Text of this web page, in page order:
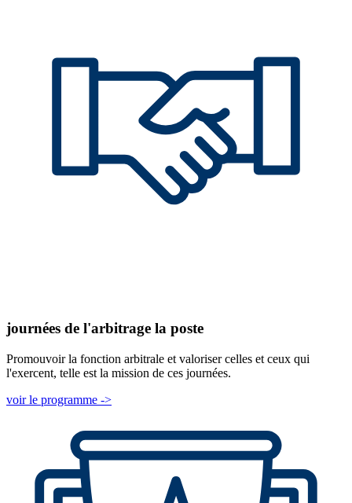
journées de l'arbitrage la poste
Promouvoir la fonction arbitrale et valoriser celles et ceux qui
l'exercent, telle est la mission de ces journées.
voir le programme ->